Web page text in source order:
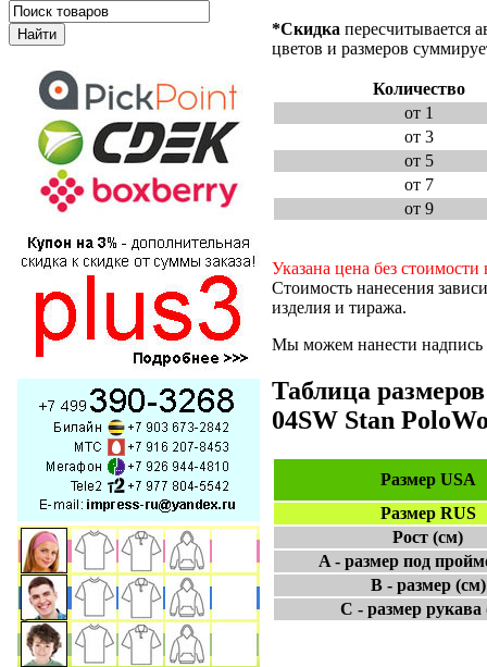
*Скидка пересчитывается
цветов и размеров
Количество
от 1
от 3
от 5
от 7
от 9
Указана цена без стоимости
Стоимость нанесения
изделия и тиража.
Мы можем нанести надпись
Таблица
04SW Stan
Размер USA
Размер RUS
Рост (см)
A - размер под
B - размер (см)
C - размер рукава